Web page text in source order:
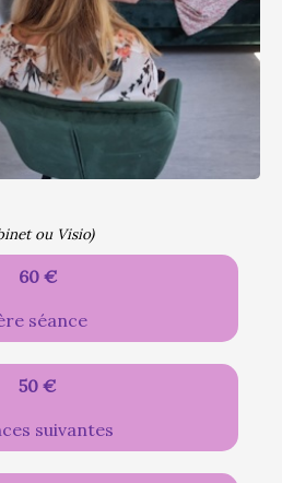
ou Visio)
60 €
séance
50 €
suivantes